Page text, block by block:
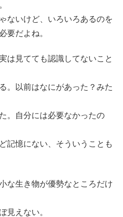
ないけど、いろいろあるのを
要だよね。
は見てても認識してないこと
。以前はなにがあった？みた
。自分には必要なかったの
記憶にない、そういうことも
な生き物が優勢なところだけ
見えない。